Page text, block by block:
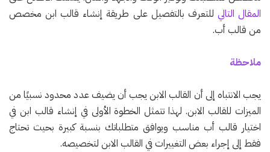
المقال التالي للتعرف بالتفصيل على طريقة إنشاء قالب ابن مخصص
من قالب أب.
ملاحظة
يجب الانتباه إلى أن القالب الابن يجب أن يضيف عدد محدود نسبيًا من
الميزات للقالب الابن. لهذا تتمثل الخطوة الأولى في إنشاء قالب ابن في
اختيار قالب أب مناسب ويوافق متطلباتك بنسبة كبيرة بحيث تحتاج
فقط إلى إجراء بعض التغييرات في القالب الابن لتخصيصه.